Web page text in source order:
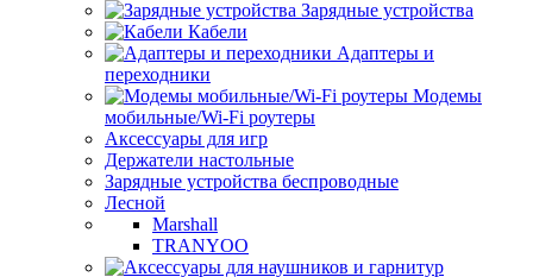
Зарядные устройства
Кабели
Адаптеры и
переходники
Модемы
мобильные/Wi-Fi роутеры
Аксессуары для игр
Держатели настольные
Зарядные устройства беспроводные
Лесной
Marshall
TRANYOO